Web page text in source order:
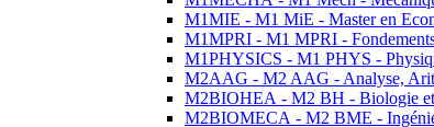
M1MIE - M1 MiE - Master en
M1MPRI - M1 MPRI -
M1PHYSICS - M1 PHYS -
M2AAG - M2 AAG - Analyse,
M2BIOHEA - M2 BH - Biologie et
M2BIOMECA - M2 BME -